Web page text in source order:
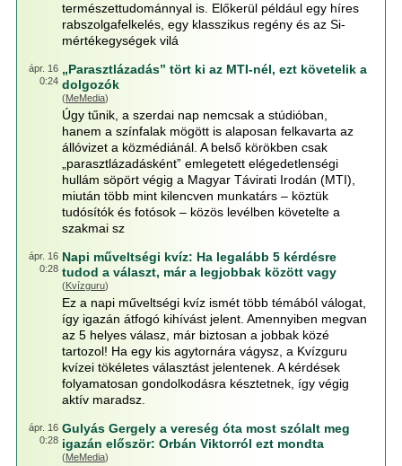
természettudománnyal is. Előkerül például egy híres
rabszolgafelkelés, egy klasszikus regény és az Si-
mértékegységek vilá
ápr. 16
0:24
„Parasztlázadás” tört ki az MTI-nél, ezt követelik a
dolgozók
(MeMedia)
Úgy tűnik, a szerdai nap nemcsak a stúdióban,
hanem a színfalak mögött is alaposan felkavarta az
állóvizet a közmédiánál. A belső körökben csak
„parasztlázadásként” emlegetett elégedetlenségi
hullám söpört végig a Magyar Távirati Irodán (MTI),
miután több mint kilencven munkatárs – köztük
tudósítók és fotósok – közös levélben követelte a
szakmai sz
ápr. 16
0:28
Napi műveltségi kvíz: Ha legalább 5 kérdésre
tudod a választ, már a legjobbak között vagy
(Kvízguru)
Ez a napi műveltségi kvíz ismét több témából válogat,
így igazán átfogó kihívást jelent. Amennyiben megvan
az 5 helyes válasz, már biztosan a jobbak közé
tartozol! Ha egy kis agytornára vágysz, a Kvízguru
kvízei tökéletes választást jelentenek. A kérdések
folyamatosan gondolkodásra késztetnek, így végig
aktív maradsz.
ápr. 16
0:28
Gulyás Gergely a vereség óta most szólalt meg
igazán először: Orbán Viktorról ezt mondta
(MeMedia)